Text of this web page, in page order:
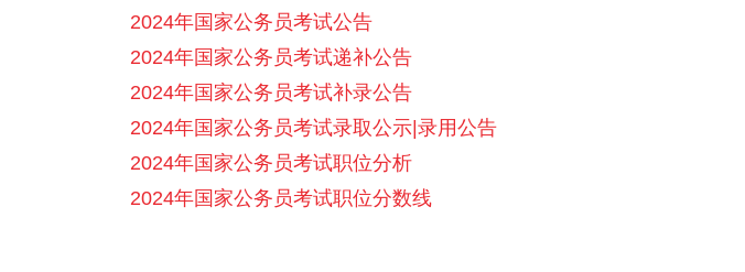
2024年国家公务员考试公告
2024年国家公务员考试递补公告
2024年国家公务员考试补录公告
2024年国家公务员考试录取公示|录用公告
2024年国家公务员考试职位分析
2024年国家公务员考试职位分数线